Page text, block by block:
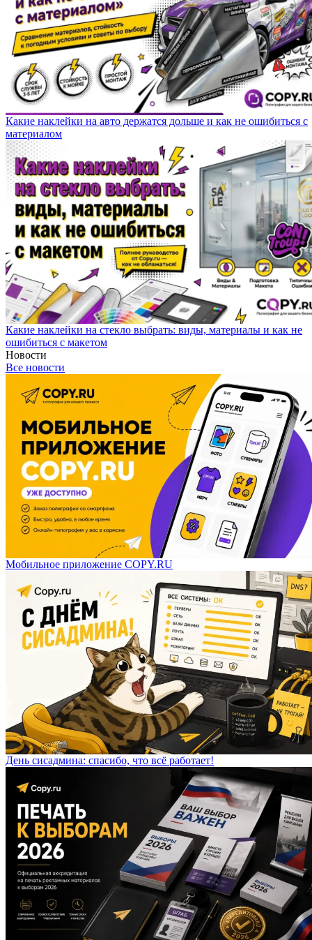
Какие наклейки на авто держатся дольше и как не ошибиться с
материалом
Какие наклейки на стекло выбрать: виды, материалы и как не
ошибиться с макетом
Новости
Все новости
Мобильное приложение COPY.RU
День сисадмина: спасибо, что всё работает!